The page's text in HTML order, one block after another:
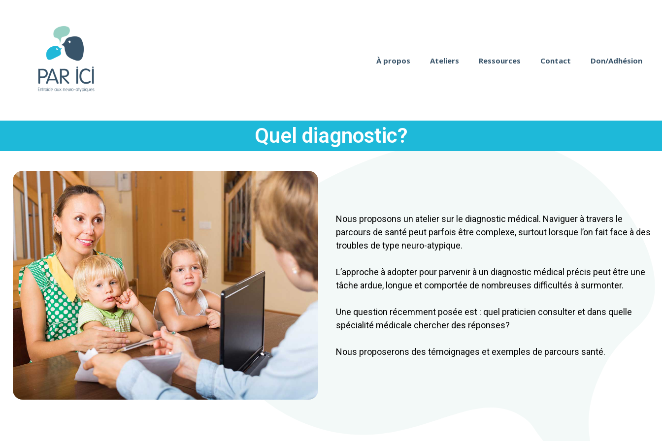
À propos Ateliers Ressources Contact Don/Adhésion
Quel diagnostic?
Nous proposons un atelier sur le diagnostic médical. Naviguer à travers le
parcours de santé peut parfois être complexe, surtout lorsque l’on fait face à des
troubles de type neuro-atypique.
L’approche à adopter pour parvenir à un diagnostic médical précis peut être une
tâche ardue, longue et comportée de nombreuses difficultés à surmonter.
Une question récemment posée est : quel praticien consulter et dans quelle
spécialité médicale chercher des réponses?
Nous proposerons des témoignages et exemples de parcours santé.